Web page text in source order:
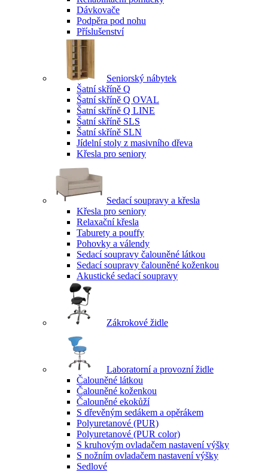
Dávkovače
Podpěra pod nohu
Příslušenství
Seniorský nábytek
Šatní skříně Q
Šatní skříně Q OVAL
Šatní skříně Q LINE
Šatní skříně SLS
Šatní skříně SLN
Jídelní stoly z masivního dřeva
Křesla pro seniory
Sedací soupravy a křesla
Křesla pro seniory
Relaxační křesla
Taburety a pouffy
Pohovky a válendy
Sedací soupravy čalouněné látkou
Sedací soupravy čalouněné koženkou
Akustické sedací soupravy
Zákrokové židle
Laboratorní a provozní židle
Čalouněné látkou
Čalouněné koženkou
Čalouněné ekokůží
S dřevěným sedákem a opěrákem
Polyuretanové (PUR)
Polyuretanové (PUR color)
S kruhovým ovladačem nastavení výšky
S nožním ovladačem nastavení výšky
Sedlové